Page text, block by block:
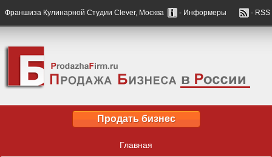
Франшиза Кулинарной Студии Clever, Москва - Информеры - RSS
Продать бизнес
Главная